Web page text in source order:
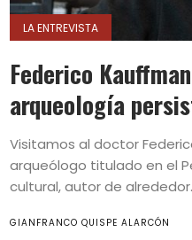
LA ENTREVISTA
Federico
arqueología
Visitamos al doctor
arqueólogo titulado en el
cultural, autor de
GIANFRANCO QUISPE ALARCÓN